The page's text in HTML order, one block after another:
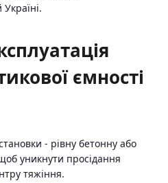
ємності
- рівну бетонну або
уникнути просідання
тяжіння.